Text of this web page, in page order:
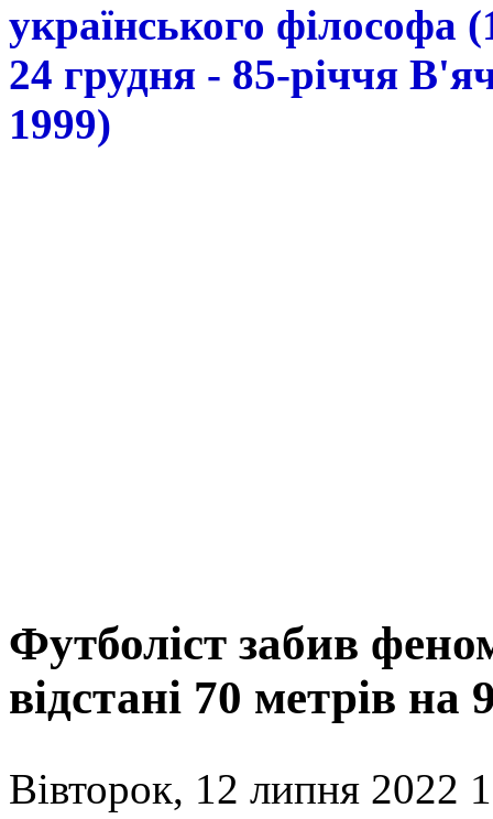
українського філософа
24 грудня - 85-річчя
1999)
Футболіст забив
відстані 70 метрів
Вівторок, 12 липня 2022